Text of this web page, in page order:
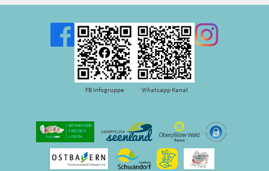
FB Infogruppe Whatsapp Kanal